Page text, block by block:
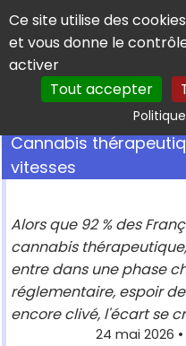
Panneau de gestion des
Ce site utilise des
et vous donne le
activer
Tout accepter
Cannabis
vitesses
Alors que 92 % des
cannabis
entre dans une phase
réglementaire, espoir
encore clivé, l'écart se
24 mai 2026